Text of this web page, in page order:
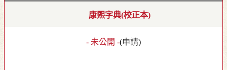
康熙字典(校正本)
- 未公開 -(申請)